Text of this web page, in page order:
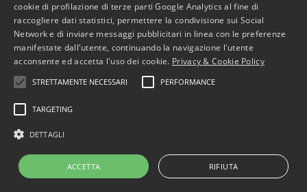
Copyright © 2022 BusinessJus.
All rights reserved – P.IVA 10628260019
cookie di profilazione di terze parti Google Analytics al fine di
raccogliere dati statistici, permettere la condivisione sui Social
Network e di inviare messaggi pubblicitari in linea con le preferenze
manifestate dall'utente, continuando la navigazione l'utente
acconsente ed accetta l'uso dei cookie. Privacy & Cookie Policy
STRETTAMENTE NECESSARI PERFORMANCE
TARGETING
DETTAGLI
ACCETTA RIFIUTA